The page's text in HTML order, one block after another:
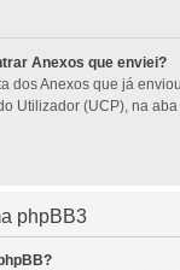
Anexos que enviei?
dos Anexos que já
Utilizador (UCP), na
phpBB3